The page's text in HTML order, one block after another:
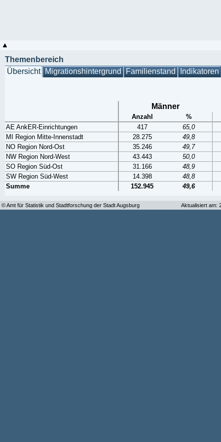
Themenbereich
Übersicht Migrationshintergrund Familienstand Indikatoren
Männer
Anzahl
%
AE AnkER-Einrichtungen
417
65,0
MI Region Mitte-Innenstadt
28.275
49,8
NO Region Nord-Ost
35.246
49,7
NW Region Nord-West
43.443
50,0
SO Region Süd-Ost
31.166
48,9
SW Region Süd-West
14.398
48,8
Summe
152.945 49,6
© Amt für Statistik und Stadtforschung der Stadt Augsburg Aktualisiert am: